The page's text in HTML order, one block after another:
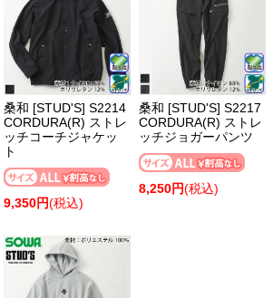
桑和 [STUD'S] S2214
CORDURA(R) ストレ
ッチコーチジャケッ
ト
9,350円(税込)
桑和 [STUD'S] S2217
CORDURA(R) ストレ
ッチジョガーパンツ
8,250円(税込)